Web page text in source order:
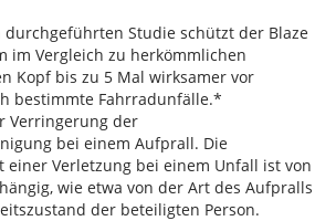
Studie schützt der Blaze
im Vergleich zu herkömmlichen
Kopf bis zu 5 Mal wirksamer vor
bestimmte Fahrradunfälle.*
Verringerung der
bei einem Aufprall. Die
einer Verletzung bei einem Unfall ist von
wie etwa von der Art des Aufpralls
der beteiligten Person.